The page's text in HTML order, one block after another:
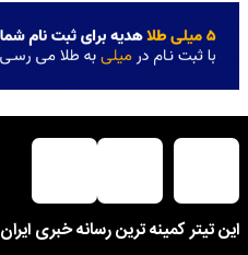
این تیتر کمینه ترین رسانه خبری ایران